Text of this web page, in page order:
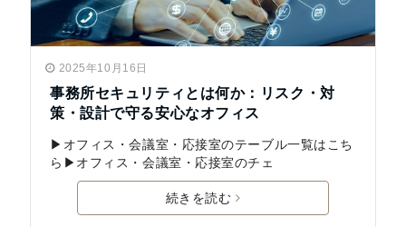
2025年10月16日
事務所セキュリティとは何か：リスク・対
策・設計で守る安心なオフィス
▶オフィス・会議室・応接室のテーブル一覧はこち
ら▶オフィス・会議室・応接室のチェ
続きを読む